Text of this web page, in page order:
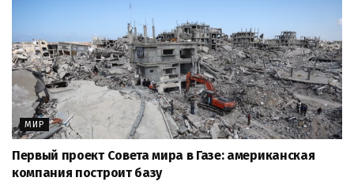
МИР
Первый проект Совета мира в Газе: американская
компания построит базу